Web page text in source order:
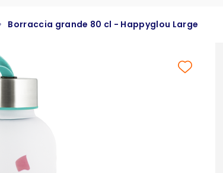
Borraccia grande 80 cl - Happyglou Large